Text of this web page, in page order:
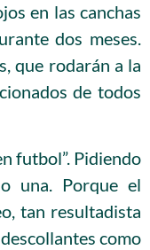
en las canchas
dos meses.
que rodarán a la
de todos
futbol”. Pidiendo
una. Porque el
tan resultadista
como